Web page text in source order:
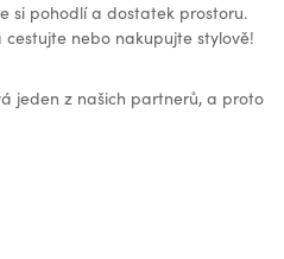
si pohodlí a dostatek prostoru.
nebo nakupujte stylově!
jeden z našich partnerů, a proto